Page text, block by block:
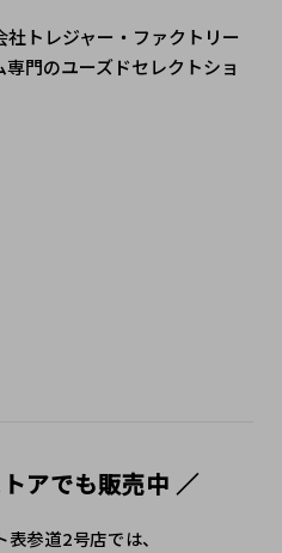
トレジャー・ファクトリー
門のユーズドセレクトショ
アでも販売中 ／
参道2号店では、